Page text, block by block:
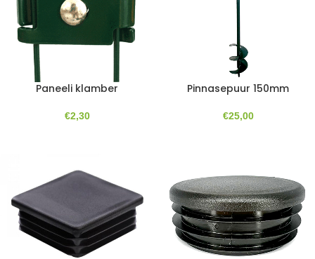
Paneeli klamber
€2,30
Pinnasepuur 150mm
€25,00